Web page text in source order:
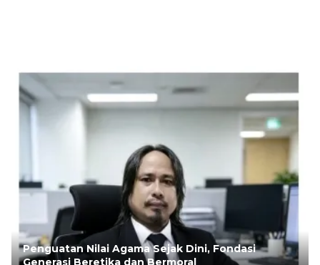
Penguatan Nilai Agama Sejak Dini, Fondasi
Generasi Beretika dan Bermoral